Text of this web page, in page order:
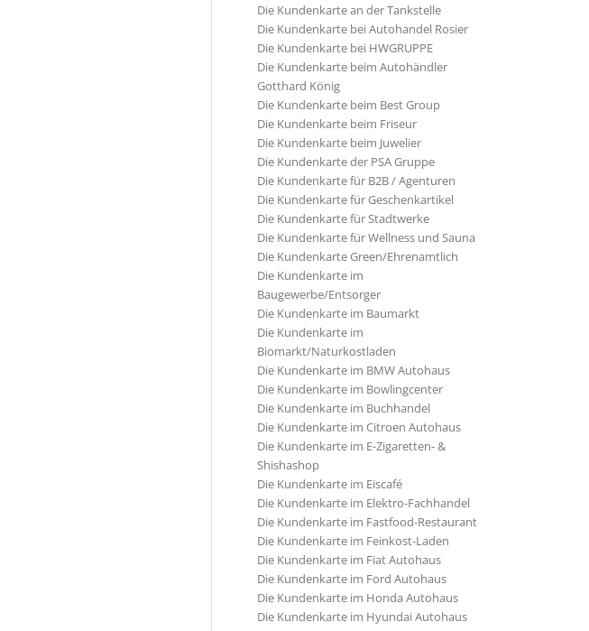
Die Kundenkarte an der Tankstelle
Die Kundenkarte bei Autohandel Rosier
Die Kundenkarte bei HWGRUPPE
Die Kundenkarte beim Autohändler
Gotthard König
Die Kundenkarte beim Best Group
Die Kundenkarte beim Friseur
Die Kundenkarte beim Juwelier
Die Kundenkarte der PSA Gruppe
Die Kundenkarte für B2B / Agenturen
Die Kundenkarte für Geschenkartikel
Die Kundenkarte für Stadtwerke
Die Kundenkarte für Wellness und Sauna
Die Kundenkarte Green/Ehrenamtlich
Die Kundenkarte im
Baugewerbe/Entsorger
Die Kundenkarte im Baumarkt
Die Kundenkarte im
Biomarkt/Naturkostladen
Die Kundenkarte im BMW Autohaus
Die Kundenkarte im Bowlingcenter
Die Kundenkarte im Buchhandel
Die Kundenkarte im Citroen Autohaus
Die Kundenkarte im E-Zigaretten- &
Shishashop
Die Kundenkarte im Eiscafé
Die Kundenkarte im Elektro-Fachhandel
Die Kundenkarte im Fastfood-Restaurant
Die Kundenkarte im Feinkost-Laden
Die Kundenkarte im Fiat Autohaus
Die Kundenkarte im Ford Autohaus
Die Kundenkarte im Honda Autohaus
Die Kundenkarte im Hyundai Autohaus